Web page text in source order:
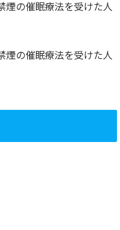
煙の催眠療法を受けた人
煙の催眠療法を受けた人